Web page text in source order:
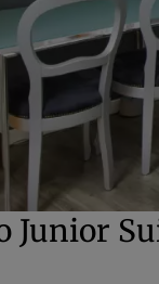
Junior